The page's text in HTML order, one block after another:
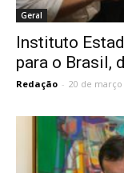
Geral
Instituto
para o Brasil,
Redação - 20 de março